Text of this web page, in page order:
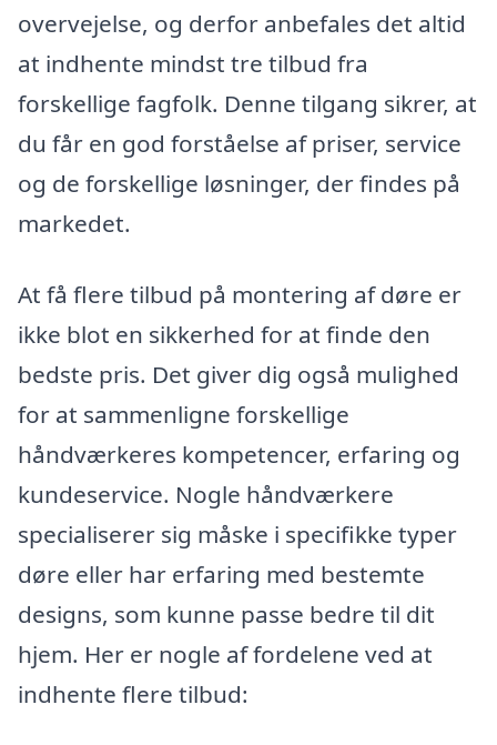
overvejelse, og derfor anbefales det altid
at indhente mindst tre tilbud fra
forskellige fagfolk. Denne tilgang sikrer, at
du får en god forståelse af priser, service
og de forskellige løsninger, der findes på
markedet.
At få flere tilbud på montering af døre er
ikke blot en sikkerhed for at finde den
bedste pris. Det giver dig også mulighed
for at sammenligne forskellige
håndværkeres kompetencer, erfaring og
kundeservice. Nogle håndværkere
specialiserer sig måske i specifikke typer
døre eller har erfaring med bestemte
designs, som kunne passe bedre til dit
hjem. Her er nogle af fordelene ved at
indhente flere tilbud: